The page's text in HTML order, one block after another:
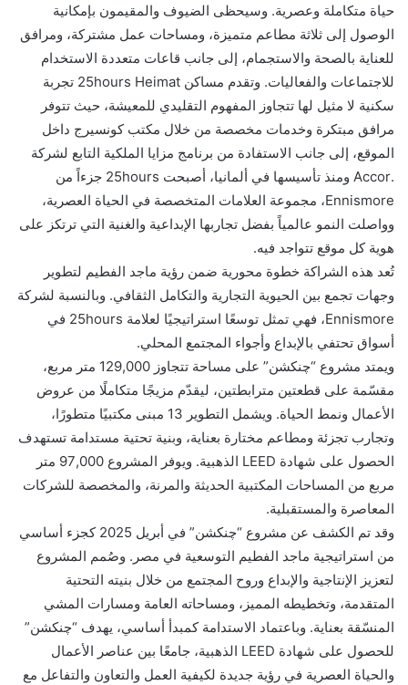
حياة متكاملة وعصرية. وسيحظى الضيوف والمقيمون بإمكانية
الوصول إلى ثلاثة مطاعم متميزة، ومساحات عمل مشتركة، ومرافق
للعناية بالصحة والاستجمام، إلى جانب قاعات متعددة الاستخدام
للاجتماعات والفعاليات. وتقدم مساكن 25hours Heimat تجربة
سكنية لا مثيل لها تتجاوز المفهوم التقليدي للمعيشة، حيث تتوفر
مرافق مبتكرة وخدمات مخصصة من خلال مكتب كونسيرج داخل
الموقع، إلى جانب الاستفادة من برنامج مزايا الملكية التابع لشركة
.Accor ومنذ تأسيسها في ألمانيا، أصبحت 25hours جزءاً من
Ennismore، مجموعة العلامات المتخصصة في الحياة العصرية،
وواصلت النمو عالمياً بفضل تجاربها الإبداعية والغنية التي ترتكز على
هوية كل موقع تتواجد فيه.
تُعد هذه الشراكة خطوة محورية ضمن رؤية ماجد الفطيم لتطوير
وجهات تجمع بين الحيوية التجارية والتكامل الثقافي. وبالنسبة لشركة
Ennismore، فهي تمثل توسعًا استراتيجيًا لعلامة 25hours في
أسواق تحتفي بالإبداع وأجواء المجتمع المحلي.
ويمتد مشروع “چنكشن” على مساحة تتجاوز 129,000 متر مربع،
مقسّمة على قطعتين مترابطتين، ليقدّم مزيجًا متكاملًا من عروض
الأعمال ونمط الحياة. ويشمل التطوير 13 مبنى مكتبيًا متطورًا،
وتجارب تجزئة ومطاعم مختارة بعناية، وبنية تحتية مستدامة تستهدف
الحصول على شهادة LEED الذهبية. ويوفر المشروع 97,000 متر
مربع من المساحات المكتبية الحديثة والمرنة، والمخصصة للشركات
المعاصرة والمستقبلية.
وقد تم الكشف عن مشروع “چنكشن” في أبريل 2025 كجزء أساسي
من استراتيجية ماجد الفطيم التوسعية في مصر. وصُمم المشروع
لتعزيز الإنتاجية والإبداع وروح المجتمع من خلال بنيته التحتية
المتقدمة، وتخطيطه المميز، ومساحاته العامة ومسارات المشي
المنسّقة بعناية. وباعتماد الاستدامة كمبدأ أساسي، يهدف “چنكشن”
للحصول على شهادة LEED الذهبية، جامعًا بين عناصر الأعمال
والحياة العصرية في رؤية جديدة لكيفية العمل والتعاون والتفاعل مع